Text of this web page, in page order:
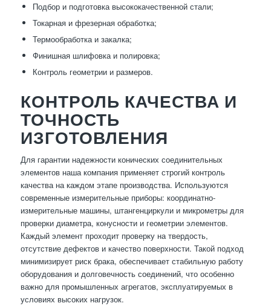
Подбор и подготовка высококачественной стали;
Токарная и фрезерная обработка;
Термообработка и закалка;
Финишная шлифовка и полировка;
Контроль геометрии и размеров.
КОНТРОЛЬ КАЧЕСТВА И
ТОЧНОСТЬ
ИЗГОТОВЛЕНИЯ
Для гарантии надежности конических соединительных
элементов наша компания применяет строгий контроль
качества на каждом этапе производства. Используются
современные измерительные приборы: координатно-
измерительные машины, штангенциркули и микрометры для
проверки диаметра, конусности и геометрии элементов.
Каждый элемент проходит проверку на твердость,
отсутствие дефектов и качество поверхности. Такой подход
минимизирует риск брака, обеспечивает стабильную работу
оборудования и долговечность соединений, что особенно
важно для промышленных агрегатов, эксплуатируемых в
условиях высоких нагрузок.